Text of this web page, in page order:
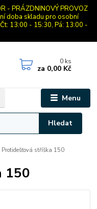
- PRÁZDNINOVÝ PROVOZ
doba skladu pro osobní
13:00 - 15:30, Pá: 13:00 -
Menu
Hledat
0 ks
za 0,00 Kč
Protidešťová stříška 150
150